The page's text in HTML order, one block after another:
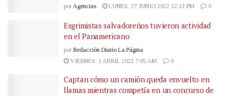
por Agencias LUNES, 27 JUNIO 2022 12:13 PM 0
Esgrimistas salvadoreños tuvieron actividad
en el Panamericano
por Redacción Diario La Página
VIERNES, 1 ABRIL 2022 7:05 AM
0
Captan cómo un camión queda envuelto en
llamas mientras competía en un concurso de